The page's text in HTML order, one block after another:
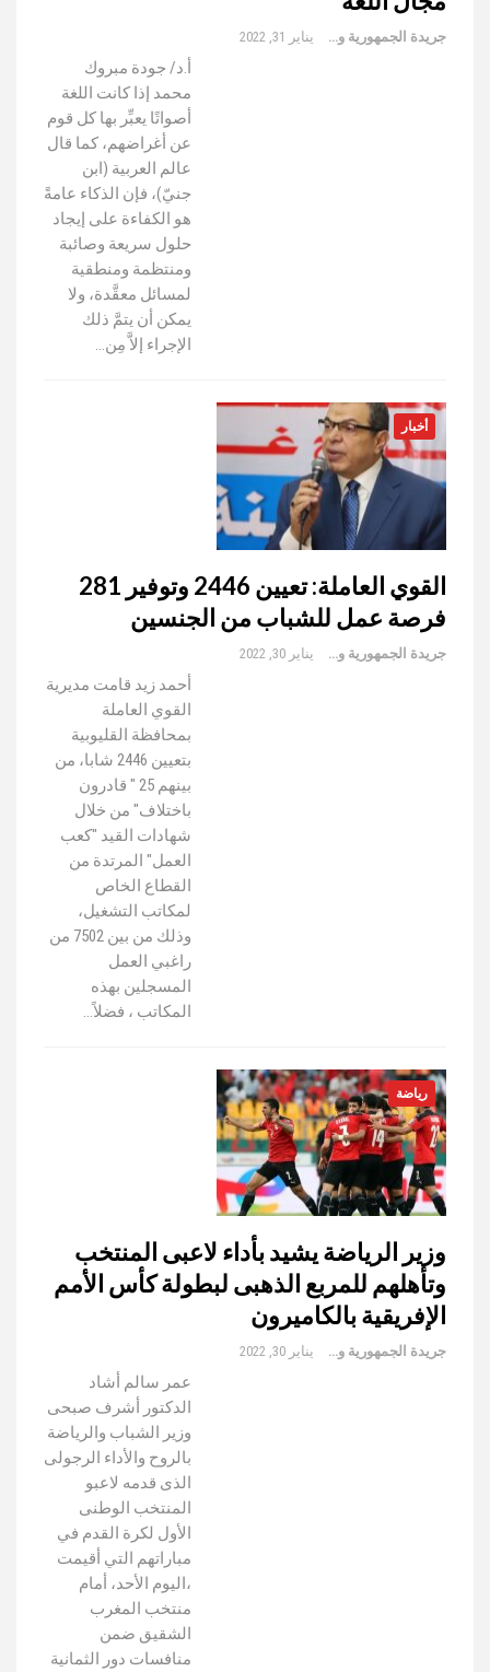
جريدة الجمهورية والعالم يناير 31, 2022
أ.د/ جودة مبروك
محمد إذا كانت اللغة
أصواتًا يعبِّر بها كل قوم
عن أغراضهم، كما قال
عالم العربية (ابن
جنيّ)، فإن الذكاء عامةً
هو الكفاءة على إيجاد
حلول سريعة وصائبة
ومنتظمة ومنطقية
لمسائل معقَّدة، ولا
يمكن أن يتمَّ ذلك
الإجراء إلاَّ مِن…
أخبار
القوي العاملة: تعيين 2446 وتوفير 281
فرصة عمل للشباب من الجنسين
جريدة الجمهورية والعالم يناير 30, 2022
أحمد زيد قامت مديرية
القوي العاملة
بمحافظة القليوبية
بتعيين 2446 شابا، من
بينهم 25 " قادرون
باختلاف" من خلال
شهادات القيد "كعب
العمل" المرتدة من
القطاع الخاص
لمكاتب التشغيل،
وذلك من بين 7502 من
راغبي العمل
المسجلين بهذه
المكاتب ، فضلاً…
رياضة
وزير الرياضة يشيد بأداء لاعبى المنتخب
وتأهلهم للمربع الذهبى لبطولة كأس الأمم
الإفريقية بالكاميرون
جريدة الجمهورية والعالم يناير 30, 2022
عمر سالم أشاد
الدكتور أشرف صبحى
وزير الشباب والرياضة
بالروح والأداء الرجولى
الذى قدمه لاعبو
المنتخب الوطنى
الأول لكرة القدم في
مباراتهم التي أقيمت
،اليوم الأحد، أمام
منتخب المغرب
الشقيق ضمن
منافسات دور الثمانية